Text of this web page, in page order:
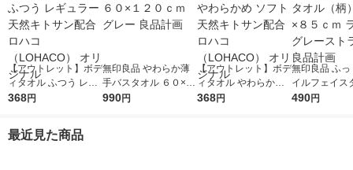
【アウトレット】ボデ
ィタオル ふつう レギ
ュラー 天然キトサン
368円
無印良品 やわらか薄
手バスタオル ６０×１
２０ｃｍ グレー 良品
990円
【アウトレット】ボデ
ィタオル やわらかめ
ソフト 天然キトサン
368円
無印良品 ふっ
イルフェイス
（柄） ３４×
490円
最近見た商品